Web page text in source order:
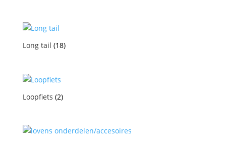
Long tail (18)
Loopfiets (2)